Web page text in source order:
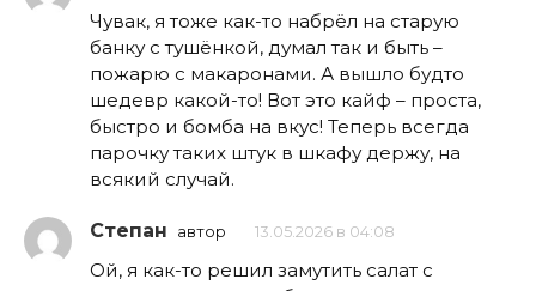
Чувак, я тоже как-то набрёл на старую
банку с тушёнкой, думал так и быть –
пожарю с макаронами. А вышло будто
шедевр какой-то! Вот это кайф – проста,
быстро и бомба на вкус! Теперь всегда
парочку таких штук в шкафу держу, на
всякий случай.
Степан автор 13.05.2026 в 04:08
Ой, я как-то решил замутить салат с